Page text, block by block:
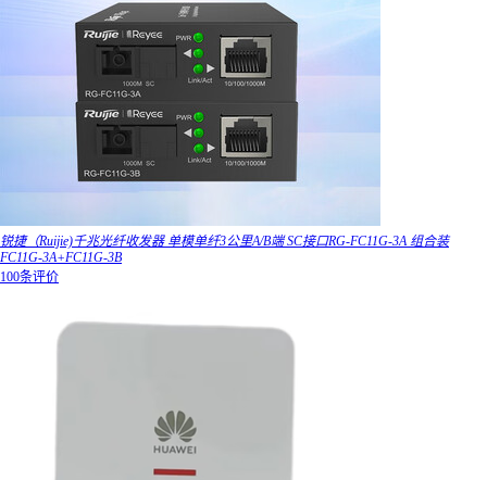
锐捷（Ruijie)千兆光纤收发器 单模单纤3公里A/B端 SC接口RG-FC11G-3A 组合装
FC11G-3A+FC11G-3B
100条评价